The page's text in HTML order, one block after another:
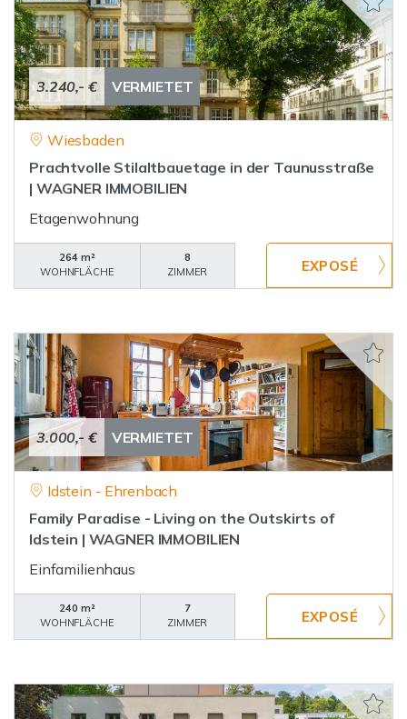
3.240,- € VERMIETET
Wiesbaden
Prachtvolle Stilaltbauetage in der Taunusstraße
| WAGNER IMMOBILIEN
Etagenwohnung
264 m²
WOHNFLÄCHE
8
ZIMMER
3.000,- € VERMIETET
Idstein - Ehrenbach
Family Paradise - Living on the Outskirts of
Idstein | WAGNER IMMOBILIEN
Einfamilienhaus
240 m²
WOHNFLÄCHE
7
ZIMMER